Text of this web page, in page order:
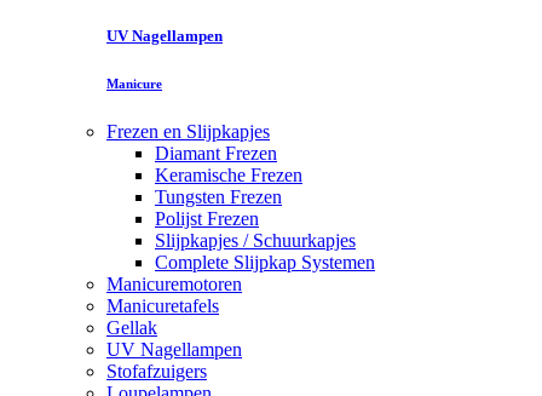
UV Nagellampen
Manicure
Frezen en Slijpkapjes
Diamant Frezen
Keramische Frezen
Tungsten Frezen
Polijst Frezen
Slijpkapjes / Schuurkapjes
Complete Slijpkap Systemen
Manicuremotoren
Manicuretafels
Gellak
UV Nagellampen
Stofafzuigers